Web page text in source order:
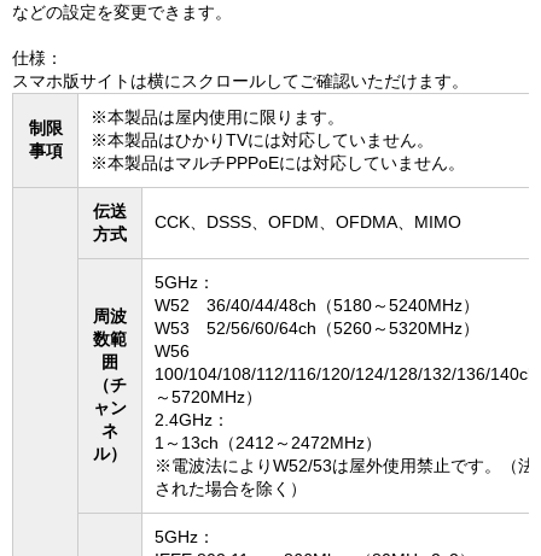
などの設定を変更できます。
仕様：
スマホ版サイトは横にスクロールしてご確認いただけます。
制限
事項
※本製品は屋内使用に限ります。
※本製品はひかりTVには対応していません。
※本製品はマルチPPPoEには対応していません。
伝送
方式
CCK、DSSS、OFDM、OFDMA、MIMO
周波
数範
囲
（チ
ャン
ネ
ル）
5GHz：
W52 36/40/44/48ch（5180～5240MHz）
W53 52/56/60/64ch（5260～5320MHz）
W56
100/104/108/112/116/120/124/128/132/136/
～5720MHz）
2.4GHz：
1～13ch（2412～2472MHz）
※電波法によりW52/53は屋外使用禁止です。（法
された場合を除く）
5GHz：